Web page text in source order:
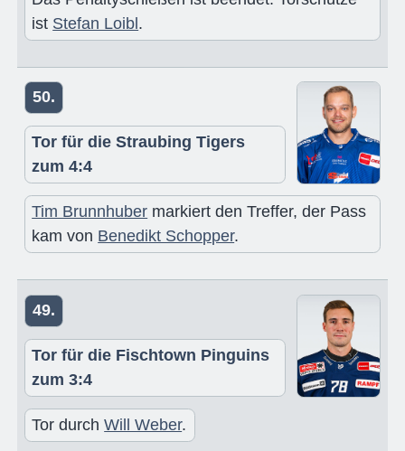
ist Stefan Loibl.
50.
Tor für die Straubing Tigers
zum 4:4
Tim Brunnhuber markiert den Treffer, der Pass
kam von Benedikt Schopper.
49.
Tor für die Fischtown Pinguins
zum 3:4
Tor durchWill Weber.